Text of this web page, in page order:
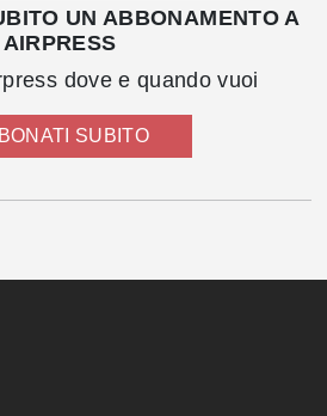
UN ABBONAMENTO A
AIRPRESS
dove e quando vuoi
SUBITO